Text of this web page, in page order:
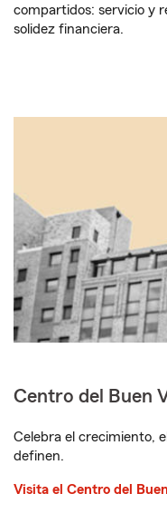
compartidos: servicio y
solidez financiera.
Centro del Buen
Celebra el crecimiento,
definen.
Visita el Centro del